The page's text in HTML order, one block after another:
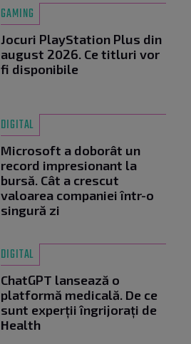
GAMING
Jocuri PlayStation Plus din
august 2026. Ce titluri vor
fi disponibile
DIGITAL
Microsoft a doborât un
record impresionant la
bursă. Cât a crescut
valoarea companiei într-o
singură zi
DIGITAL
ChatGPT lansează o
platformă medicală. De ce
sunt experții îngrijorați de
Health